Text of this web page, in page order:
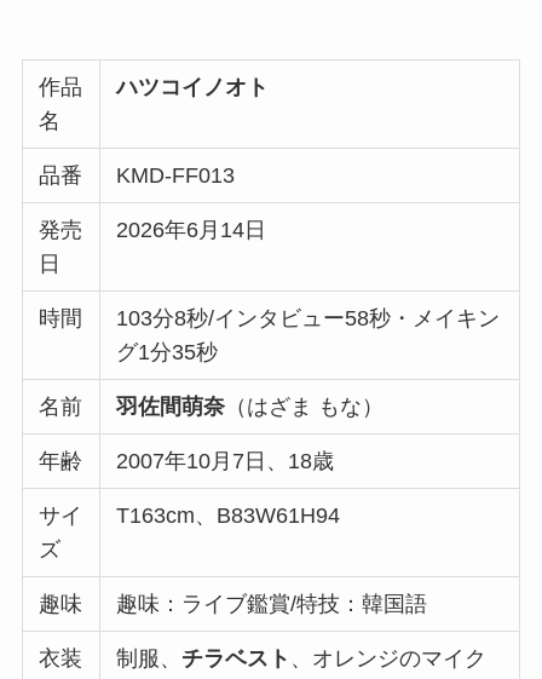
作品
名
ハツコイノオト
品番 KMD-FF013
発売
日
2026年6月14日
時間
103分8秒/インタビュー58秒・メイキン
グ1分35秒
名前 羽佐間萌奈 （はざま もな）
年齢 2007年10月7日、18歳
サイ
ズ
T163cm、B83W61H94
趣味 趣味：ライブ鑑賞/特技：韓国語
衣装 制服、 チラベスト 、オレンジのマイク